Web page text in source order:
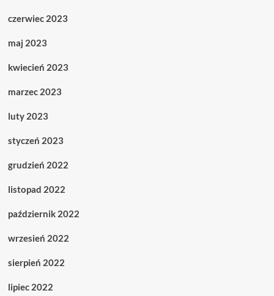
czerwiec 2023
maj 2023
kwiecień 2023
marzec 2023
luty 2023
styczeń 2023
grudzień 2022
listopad 2022
październik 2022
wrzesień 2022
sierpień 2022
lipiec 2022